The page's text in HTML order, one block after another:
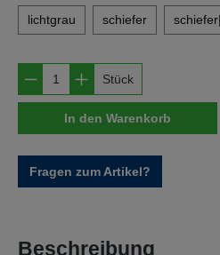
lichtgrau schiefer
Produkt Anzahl: Gib
Stück
In den Warenkorb
Fragen zum Artikel?
Beschreibung